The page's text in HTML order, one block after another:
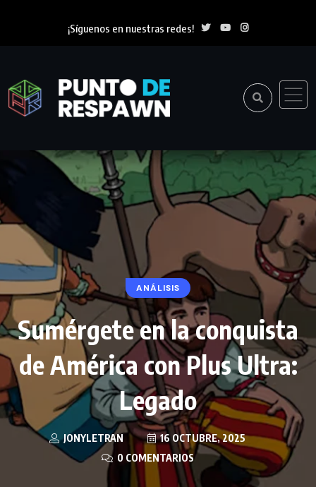
¡Síguenos en nuestras redes!
ANÁLISIS
Sumérgete en la conquista
de América con Plus Ultra:
Legado
JONYLETRAN
16 OCTUBRE, 2025
0 COMENTARIOS